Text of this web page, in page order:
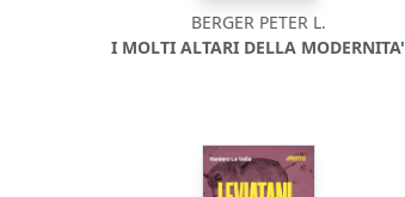
BERGER PETER L.
I MOLTI ALTARI DELLA MODERNITA'